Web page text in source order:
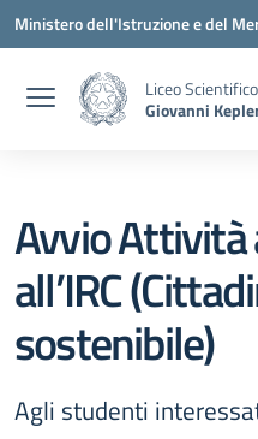
Vai ai contenuti
Vai al menu di navigazione
Vai al footer
Ministero dell'Istruzione e del
Liceo
Giovanni
Avvio
all’IRC
sostenibile)
Agli studenti